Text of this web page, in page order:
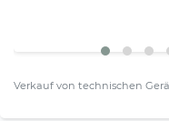
Verkauf von technischen